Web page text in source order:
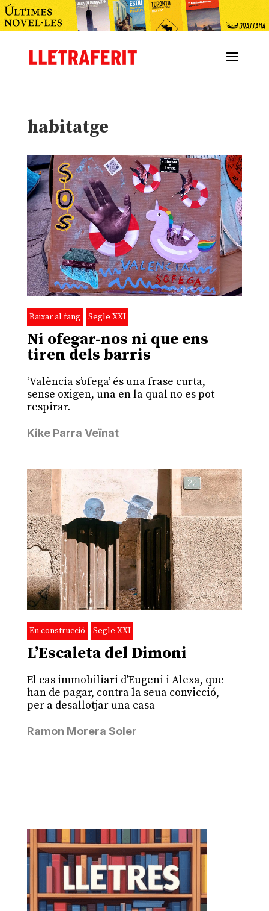
habitatge
Baixar al fang Segle XXI
Ni ofegar-nos ni que ens
tiren dels barris
‘València s’ofega’ és una frase curta,
sense oxigen, una en la qual no es pot
respirar.
Kike Parra Veïnat
En construcció Segle XXI
L’Escaleta del Dimoni
El cas immobiliari d'Eugeni i Alexa, que
han de pagar, contra la seua convicció,
per a desallotjar una casa
Ramon Morera Soler